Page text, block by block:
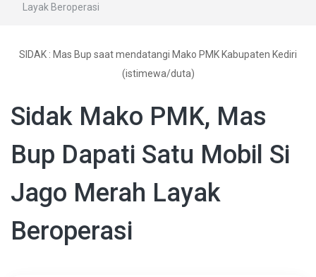
Layak Beroperasi
SIDAK : Mas Bup saat mendatangi Mako PMK Kabupaten Kediri
(istimewa/duta)
Sidak Mako PMK, Mas
Bup Dapati Satu Mobil Si
Jago Merah Layak
Beroperasi